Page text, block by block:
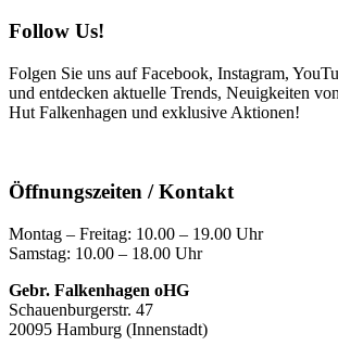
Follow Us!
Folgen Sie uns auf Facebook, Instagram,
und entdecken aktuelle Trends, Neuigkeiten von
Hut Falkenhagen und exklusive Aktionen!
Öffnungszeiten / Kontakt
Montag – Freitag: 10.00 – 19.00 Uhr
Samstag: 10.00 – 18.00 Uhr
Gebr. Falkenhagen oHG
Schauenburgerstr. 47
20095 Hamburg (Innenstadt)